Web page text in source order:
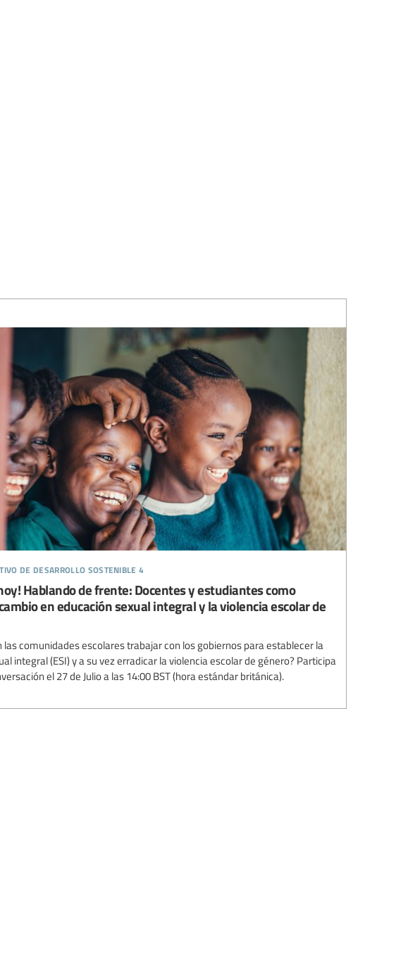
de desarrollo sostenible 4
Hablando de frente: Docentes y estudiantes como
en educación sexual integral y la violencia escolar de
las comunidades escolares trabajar con los gobiernos para establecer la
integral (ESI) y a su vez erradicar la violencia escolar de género? Participa
el 27 de Julio a las 14:00 BST (hora estándar británica).